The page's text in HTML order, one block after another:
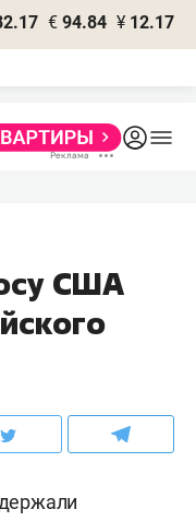
€ 94.84 ¥ 12.17
США